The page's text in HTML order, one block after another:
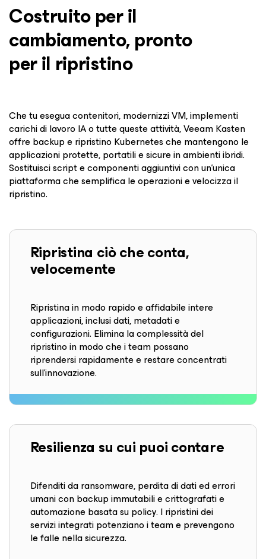
Costruito per il
cambiamento, pronto
per il ripristino
Che tu esegua contenitori, modernizzi VM, implementi
carichi di lavoro IA o tutte queste attività, Veeam Kasten
offre backup e ripristino Kubernetes che mantengono le
applicazioni protette, portatili e sicure in ambienti ibridi.
Sostituisci script e componenti aggiuntivi con un'unica
piattaforma che semplifica le operazioni e velocizza il
ripristino.
Ripristina ciò che conta,
velocemente
Ripristina in modo rapido e affidabile intere
applicazioni, inclusi dati, metadati e
configurazioni. Elimina la complessità del
ripristino in modo che i team possano
riprendersi rapidamente e restare concentrati
sull'innovazione.
Resilienza su cui puoi contare
Difenditi da ransomware, perdita di dati ed errori
umani con backup immutabili e crittografati e
automazione basata su policy. I ripristini dei
servizi integrati potenziano i team e prevengono
le falle nella sicurezza.